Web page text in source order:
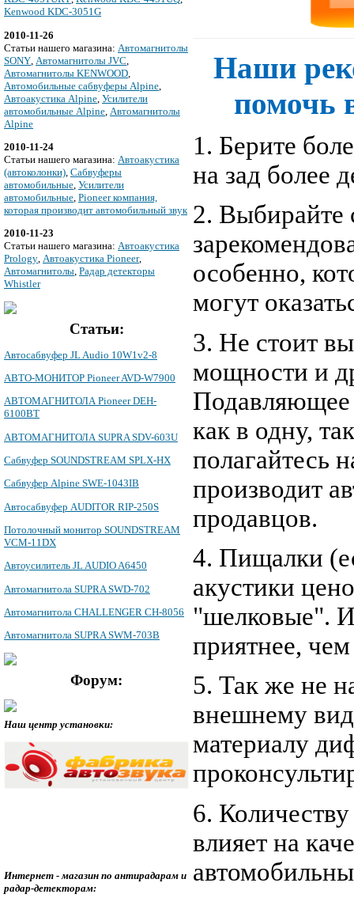
Kenwood KDC-3051G
2010-11-26
Cтатьи нашего магазина: Автомагнитолы
SONY Автомагнитолы JVC
Автомагнитолы KENWOOD
Автомобильные сабвуферы Alpine
Автоакустика Alpine Усилители
автомобильные Alpine Автомагнитолы
Alpine
2010-11-24
Cтатьи нашего магазина: Автоакустика
(автоколонки), Сабвуферы
автомобильные, Усилители
автомобильные, Pioneer компания,
которая производит автомобильный звук
2010-11-23
Cтатьи нашего магазина: Автоакустика
Prology, Автоакустика Pioneer,
Автомагнитолы, Радар детекторы
Whistler
Статьи:
Автосабвуфер JL Audio 10W1v2-8
АВТО-МОНИТОР Pioneer AVD-W7900
АВТОМАГНИТОЛА Pioneer DEH-
6100BT
АВТОМАГНИТОЛА SUPRA SDV-603U
Сабвуфер SOUNDSTREAM SPLX-HX
Сабвуфер Alpine SWE-1043IB
Автосабвуфер AUDITOR RIP-250S
Потолочный монитор SOUNDSTREAM
VCM-11DX
Автоусилитель JL AUDIO A6450
Автомагнитола SUPRA SWD-702
Автомагнитола CHALLENGER CH-8056
Автомагнитола SUPRA SWM-703B
Форум:
Наш центр установки:
Интернет - магазин по антирадарам и
радар-детекторам:
Наши
помочь
1. Берите
на зад более
2. Выбирайте
особенно,
могут
3. Не стоит
мощности и
Подавляющее
как в одну,
полагайтесь
производит
продавцов.
4. Пищалки
акустики
"шелковые".
приятнее,
5. Так же не
внешнему
материалу
6.
влияет на